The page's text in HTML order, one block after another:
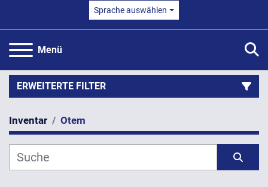
Sprache auswählen
Menü
ERWEITERTE FILTER
Kategorie
Hersteller
Inventar Otem